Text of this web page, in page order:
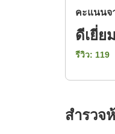
คะแนนจ
ดีเยี่ยม
รีวิว: 119
สำรวจ